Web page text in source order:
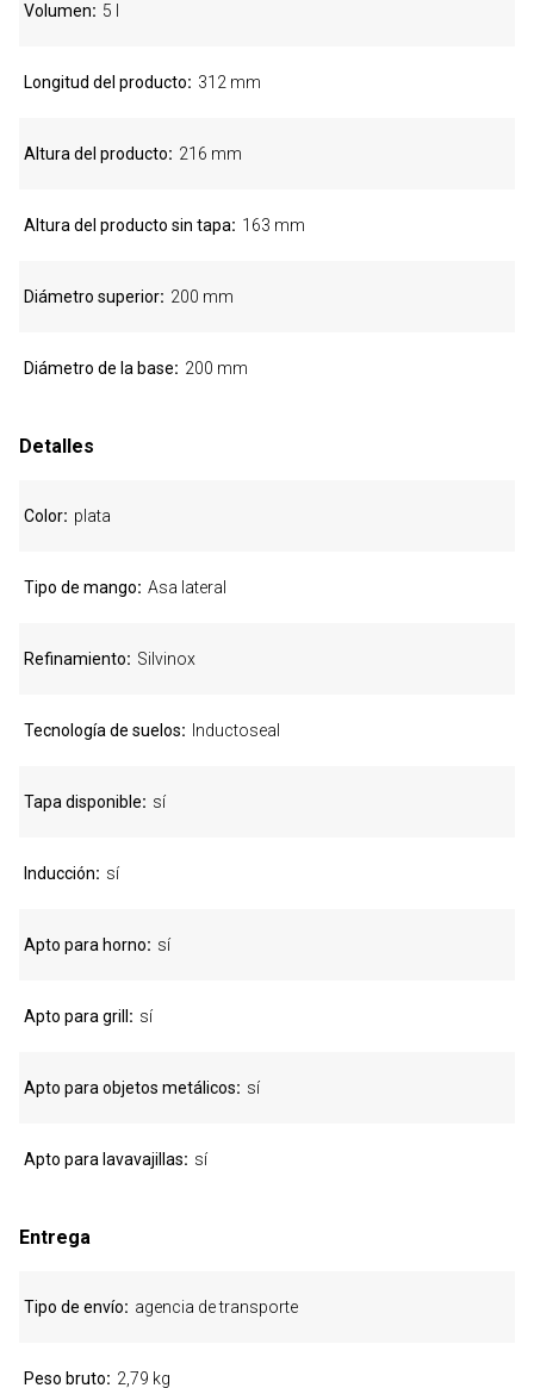
Volumen 5 l
Longitud del producto 312 mm
Altura del producto 216 mm
Altura del producto sin tapa 163 mm
Diámetro superior 200 mm
Diámetro de la base 200 mm
Detalles
Color plata
Tipo de mango Asa lateral
Refinamiento Silvinox
Tecnología de suelos Inductoseal
Tapa disponible sí
Inducción sí
Apto para horno sí
Apto para grill sí
Apto para objetos metálicos sí
Apto para lavavajillas sí
Entrega
Tipo de envío agencia de transporte
Peso bruto 2,79 kg